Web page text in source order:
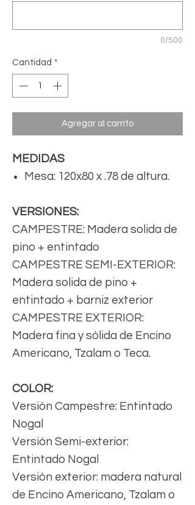
0/500
Cantidad *
Agregar al carrito
MEDIDAS
Mesa: 120x80 x .78 de altura.
VERSIONES:
CAMPESTRE: Madera solida de
pino + entintado
CAMPESTRE SEMI-EXTERIOR:
Madera solida de pino +
entintado + barniz exterior
CAMPESTRE EXTERIOR:
Madera fina y sólida de Encino
Americano, Tzalam o Teca.
COLOR:
Versión Campestre: Entintado
Nogal
Versión Semi-exterior:
Entintado Nogal
Versión exterior: madera natural
de Encino Americano, Tzalam o